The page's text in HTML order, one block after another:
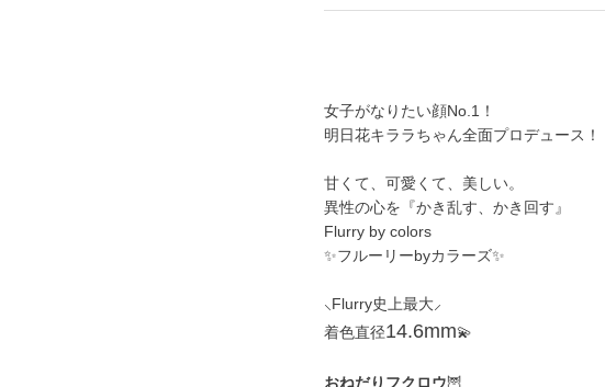
女子がなりたい顔No.1！
明日花キララちゃん全面プロデュース！
甘くて、可愛くて、美しい。
異性の心を『かき乱す、かき回す』
Flurry by colors
✨フルーリーbyカラーズ✨
⸜Flurry史上最大⸝
着色直径14.6mm💫
おねだりフクロウ🦉